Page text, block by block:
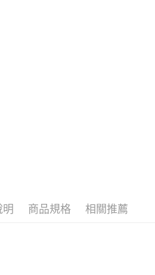
明 商品規格 相關推薦